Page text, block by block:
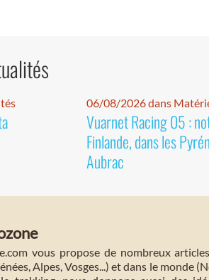
06/08/2026 dans
Vuarnet Racing 05 :
Finlande, dans les
Aubrac
vous propose de nombreux
Alpes, Vosges...) et dans le monde